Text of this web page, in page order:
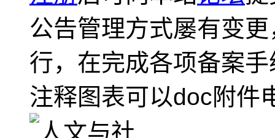
公告管理方式屡有变
行，在完成各项备案
注释图表可以doc附件